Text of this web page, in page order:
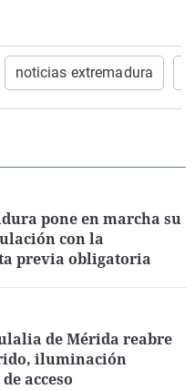
noticias extremadura
pone en marcha su
con la
previa obligatoria
de Mérida reabre
iluminación
acceso